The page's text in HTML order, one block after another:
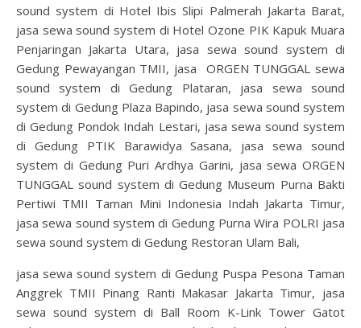
sound system di Hotel Ibis Slipi Palmerah Jakarta Barat,
jasa sewa sound system di Hotel Ozone PIK Kapuk Muara
Penjaringan Jakarta Utara, jasa sewa sound system di
Gedung Pewayangan TMII, jasa ORGEN TUNGGAL sewa
sound system di Gedung Plataran, jasa sewa sound
system di Gedung Plaza Bapindo, jasa sewa sound system
di Gedung Pondok Indah Lestari, jasa sewa sound system
di Gedung PTIK Barawidya Sasana, jasa sewa sound
system di Gedung Puri Ardhya Garini, jasa sewa ORGEN
TUNGGAL sound system di Gedung Museum Purna Bakti
Pertiwi TMII Taman Mini Indonesia Indah Jakarta Timur,
jasa sewa sound system di Gedung Purna Wira POLRI jasa
sewa sound system di Gedung Restoran Ulam Bali,
jasa sewa sound system di Gedung Puspa Pesona Taman
Anggrek TMII Pinang Ranti Makasar Jakarta Timur, jasa
sewa sound system di Ball Room K-Link Tower Gatot